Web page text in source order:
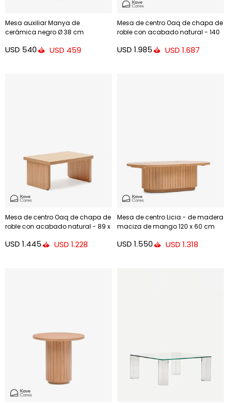
Mesa auxiliar Manya de
cerámica negro Ø 38 cm
USD 540 USD 459
Mesa de centro Oaq de chapa de
roble con acabado natural - 140
USD 1.985 USD 1.687
Mesa de centro Oaq de chapa de
roble con acabado natural - 89 x
USD 1.445 USD 1.228
Mesa de centro Licia - de madera
maciza de mango 120 x 60 cm
USD 1.550 USD 1.318